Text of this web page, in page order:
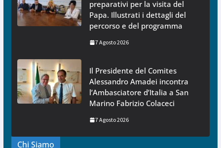
preparativi per la visita del
Papa. Illustrati i dettagli del
percorso e del programma
7 Agosto 2026
Il Presidente del Comites
Alessandro Amadei incontra
l’Ambasciatore d’Italia a San
Marino Fabrizio Colaceci
7 Agosto 2026
Chi Siamo